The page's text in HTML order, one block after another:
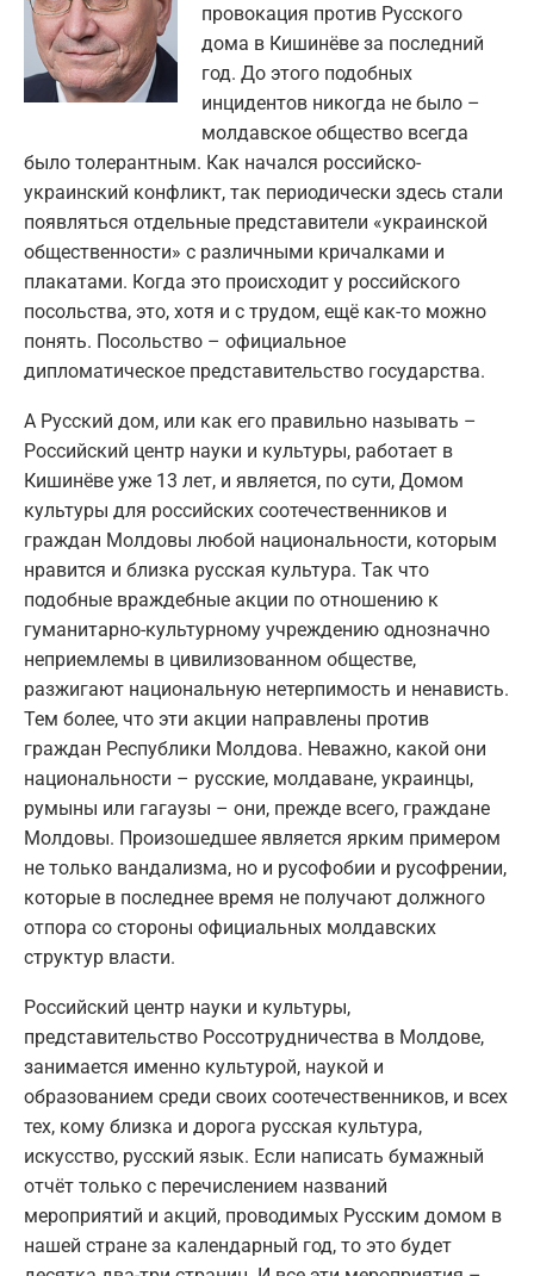
провокация против Русского
дома в Кишинёве за последний
год. До этого подобных
инцидентов никогда не было –
молдавское общество всегда
было толерантным. Как начался российско-
украинский конфликт, так периодически здесь стали
появляться отдельные представители «украинской
общественности» с различными кричалками и
плакатами. Когда это происходит у российского
посольства, это, хотя и с трудом, ещё как-то можно
понять. Посольство – официальное
дипломатическое представительство государства.
А Русский дом, или как его правильно называть –
Российский центр науки и культуры, работает в
Кишинёве уже 13 лет, и является, по сути, Домом
культуры для российских соотечественников и
граждан Молдовы любой национальности, которым
нравится и близка русская культура. Так что
подобные враждебные акции по отношению к
гуманитарно-культурному учреждению однозначно
неприемлемы в цивилизованном обществе,
разжигают национальную нетерпимость и ненависть.
Тем более, что эти акции направлены против
граждан Республики Молдова. Неважно, какой они
национальности – русские, молдаване, украинцы,
румыны или гагаузы – они, прежде всего, граждане
Молдовы. Произошедшее является ярким примером
не только вандализма, но и русофобии и русофрении,
которые в последнее время не получают должного
отпора со стороны официальных молдавских
структур власти.
Российский центр науки и культуры,
представительство Россотрудничества в Молдове,
занимается именно культурой, наукой и
образованием среди своих соотечественников, и всех
тех, кому близка и дорога русская культура,
искусство, русский язык. Если написать бумажный
отчёт только с перечислением названий
мероприятий и акций, проводимых Русским домом в
нашей стране за календарный год, то это будет